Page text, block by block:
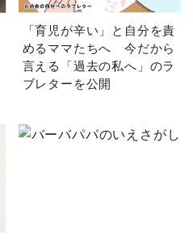
「育児が辛い」と自分を責
めるママたちへ 今だから
言える「過去の私へ」のラ
ブレターを公開